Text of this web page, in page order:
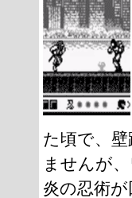
た頃で、
ませんが
炎の忍術